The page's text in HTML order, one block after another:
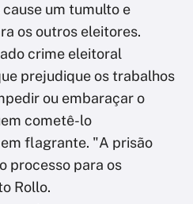
um tumulto e
os outros eleitores.
crime eleitoral
prejudique os trabalhos
ou embaraçar o
cometê-lo
em flagrante. "A prisão
processo para os
Rollo.